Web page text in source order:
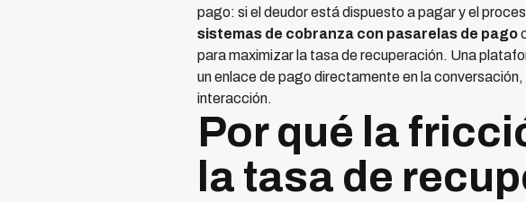
pago: si el deudor está dispuesto a pagar y el
sistemas de cobranza con pasarelas de pago
para maximizar la tasa de recuperación. Una
un enlace de pago directamente en la
interacción.
Por qué la
la tasa de